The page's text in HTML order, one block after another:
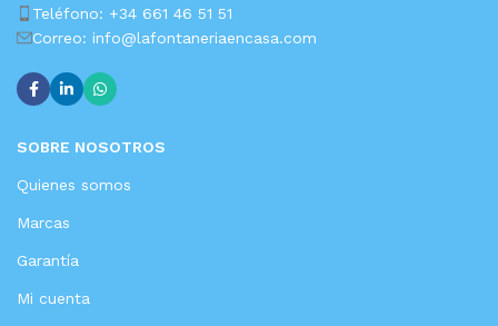
Teléfono: +34 661 46 51 51
Correo: info@lafontaneriaencasa.com
SOBRE NOSOTROS
Quienes somos
Marcas
Garantía
Mi cuenta